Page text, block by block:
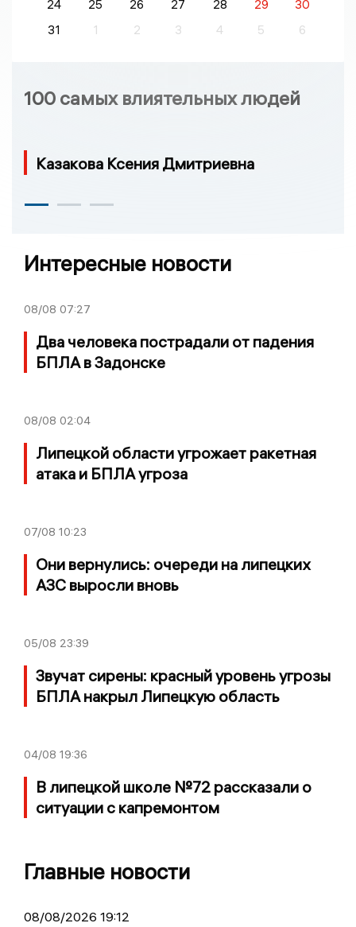
24 25 26 27 28 29
30
31
1 2 3 4 5 6
100 самых влиятельных людей
Казакова Ксения Дмитриевна
Интересные новости
08/08 07:27
Два человека пострадали от падения
БПЛА в Задонске
08/08 02:04
Липецкой области угрожает ракетная
атака и БПЛА угроза
07/08 10:23
Они вернулись: очереди на липецких
АЗС выросли вновь
05/08 23:39
Звучат сирены: красный уровень угрозы
БПЛА накрыл Липецкую область
04/08 19:36
В липецкой школе №72 рассказали о
ситуации с капремонтом
Главные новости
08/08/2026 19:12